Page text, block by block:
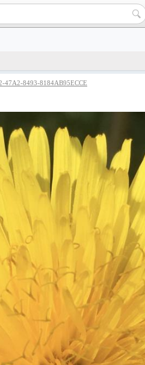
47A2-8493-8184AB95ECCE